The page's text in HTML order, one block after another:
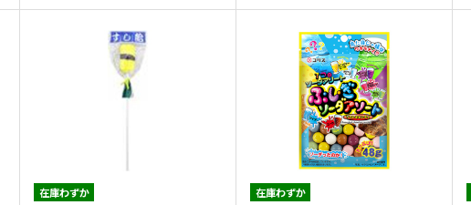
在庫わずか 在庫わずか